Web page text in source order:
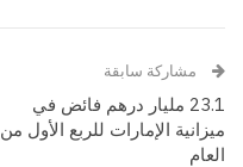
مشاركة سابقة
23.1 مليار درهم فائض في
ميزانية الإمارات للربع الأول من
العام